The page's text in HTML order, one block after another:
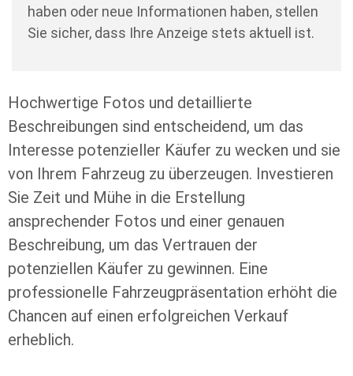
haben oder neue Informationen haben, stellen
Sie sicher, dass Ihre Anzeige stets aktuell ist.
Hochwertige Fotos und detaillierte
Beschreibungen sind entscheidend, um das
Interesse potenzieller Käufer zu wecken und sie
von Ihrem Fahrzeug zu überzeugen. Investieren
Sie Zeit und Mühe in die Erstellung
ansprechender Fotos und einer genauen
Beschreibung, um das Vertrauen der
potenziellen Käufer zu gewinnen. Eine
professionelle Fahrzeugpräsentation erhöht die
Chancen auf einen erfolgreichen Verkauf
erheblich.